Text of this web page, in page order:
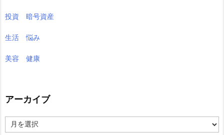
投資 暗号資産
生活 悩み
美容 健康
アーカイブ
ー